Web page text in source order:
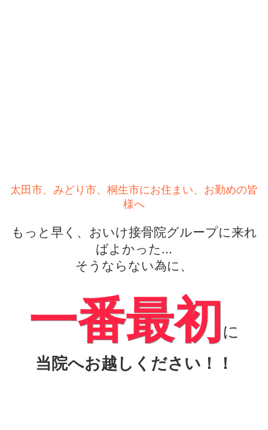
太田市、みどり市、桐生市にお住まい、お勤めの皆
様へ
もっと早く、おいけ接骨院グループに来れ
ばよかった...
そうならない為に、
一番最初に
当院へお越しください！！